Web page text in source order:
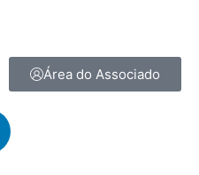
Área do Associado